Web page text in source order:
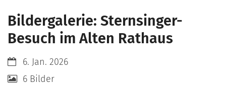
Bildergalerie: Sternsinger-
Besuch im Alten Rathaus
Datum:6. Jan. 2026
6 Bilder